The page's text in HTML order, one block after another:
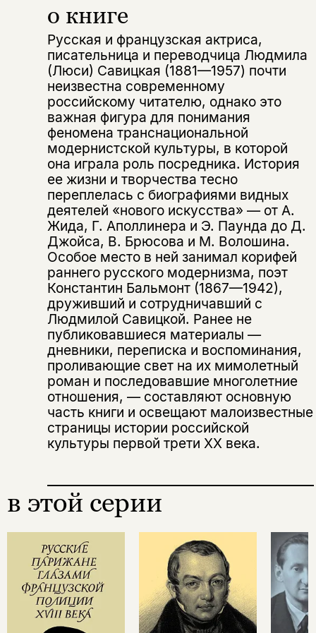
о книге
Русская и французская актриса,
писательница и переводчица Людмила
(Люси) Савицкая (1881—1957) почти
неизвестна современному
российскому читателю, однако это
важная фигура для понимания
феномена транснациональной
модернистской культуры, в которой
она играла роль посредника. История
ее жизни и творчества тесно
переплелась с биографиями видных
деятелей «нового искусства» — от А.
Жида, Г. Аполлинера и Э. Паунда до Д.
Джойса, В. Брюсова и М. Волошина.
Особое место в ней занимал корифей
раннего русского модернизма, поэт
Константин Бальмонт (1867—1942),
друживший и сотрудничавший с
Людмилой Савицкой. Ранее не
публиковавшиеся материалы —
дневники, переписка и воспоминания,
проливающие свет на их мимолетный
роман и последовавшие многолетние
отношения, — составляют основную
часть книги и освещают малоизвестные
страницы истории российской
культуры первой трети ХХ века.
в этой серии
Поделиться
Копировать
ссылку
Вконтакте Телеграм Дзен
Подписка на рассылку
Раз в неделю мы отправляем рассылку
о книгах и событиях «НЛО».
За подписку дарим промокод на
скидку 15%
Я соглашаюсь сПолитикой конфиденциальности
подписаться
Этой книги временно
нет в продаже.
Вы можете подписаться на
уведомления, и при поступлении книги
на склад получить письмо на указанный
электронный адрес.
Я соглашаюсь сПолитикой конфиденциальности
подписаться
Эта книга
не предназначена для
несовершеннолетних
Скажите, пожалуйста,
вам уже исполнилось 18 лет?
да
нет, вернуться назад